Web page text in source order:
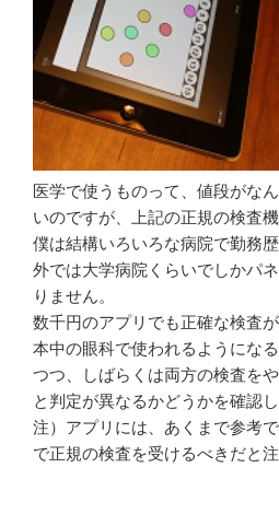
医学で使うものって、値段がな
いのですが、上記の正規の検査
僕は結構いろいろな病院で勤務
外では大学病院くらいでしかパ
りません。
数千円のアプリでも正確な検査
本中の眼科で使われるようにな
つつ、しばらくは両方の検査を
と判定が異なるかどうかを確認
注）アプリには、あくまで参考
で正規の検査を受けるべきだと